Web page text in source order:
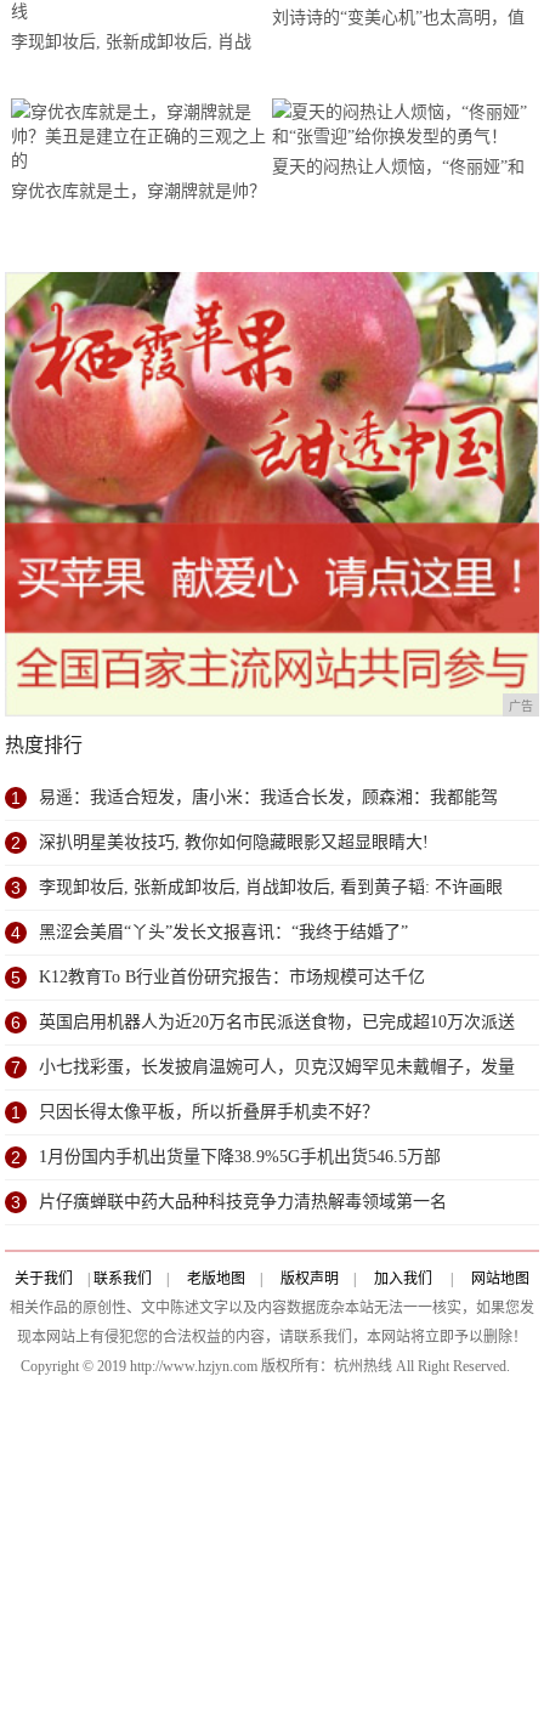
李现卸妆后, 张新成卸妆后, 肖战
刘诗诗的“变美心机”也太高明，值
穿优衣库就是土，穿潮牌就是帅？
夏天的闷热让人烦恼，“佟丽娅”和
广告
热度排行
1 易遥：我适合短发，唐小米：我适合长发，顾森湘：我都能驾
驭！
2 深扒明星美妆技巧, 教你如何隐藏眼影又超显眼睛大!
3 李现卸妆后, 张新成卸妆后, 肖战卸妆后, 看到黄子韬: 不许画眼
线
4 黑涩会美眉“丫头”发长文报喜讯：“我终于结婚了”
5 K12教育To B行业首份研究报告：市场规模可达千亿
6 英国启用机器人为近20万名市民派送食物，已完成超10万次派送
7 小七找彩蛋，长发披肩温婉可人，贝克汉姆罕见未戴帽子，发量
堪忧
1 只因长得太像平板，所以折叠屏手机卖不好？
2 1月份国内手机出货量下降38.9%5G手机出货546.5万部
3 片仔癀蝉联中药大品种科技竞争力清热解毒领域第一名
关于我们 联系我们 老版地图 版权声明 加入我们
网站地图
相关作品的原创性、文中陈述文字以及内容数据庞杂本站无法一一核实，如果您发
现本网站上有侵犯您的合法权益的内容，请联系我们，本网站将立即予以删除！
Copyright © 2019 http://www.hzjyn.com 版权所有：杭州热线 All Right Reserved.